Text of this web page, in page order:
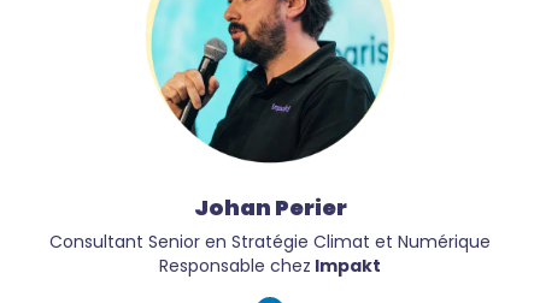
Johan Perier
Consultant Senior en Stratégie Climat et Numérique
Responsable chez Impakt